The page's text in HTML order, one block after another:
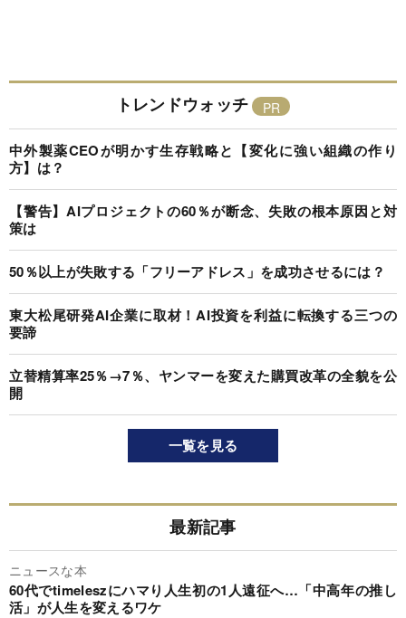
トレンドウォッチ
中外製薬CEOが明かす生存戦略と【変化に強い組織の作り
方】は？
【警告】AIプロジェクトの60％が断念、失敗の根本原因と対
策は
50％以上が失敗する「フリーアドレス」を成功させるには？
東大松尾研発AI企業に取材！AI投資を利益に転換する三つの
要諦
立替精算率25％→7％、ヤンマーを変えた購買改革の全貌を公
開
一覧を見る
最新記事
ニュースな本
60代でtimeleszにハマり人生初の1人遠征へ…「中高年の推し
活」が人生を変えるワケ